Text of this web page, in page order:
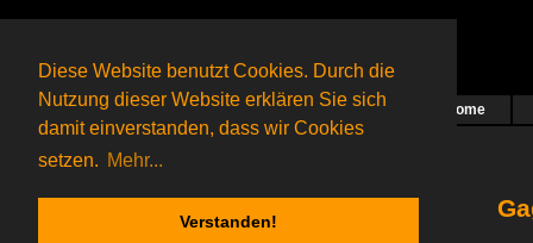
Diese Website benutzt Cookies. Durch die
Nutzung dieser Website erklären Sie sich
damit einverstanden, dass wir Cookies
setzen. Mehr...
Verstanden!
Das nächste Rätsel ist in Arbeit Home
70 Gagolganeronline(0 registrierte und 70 Gäste)
Gagolganer:
9732Rätsel online: